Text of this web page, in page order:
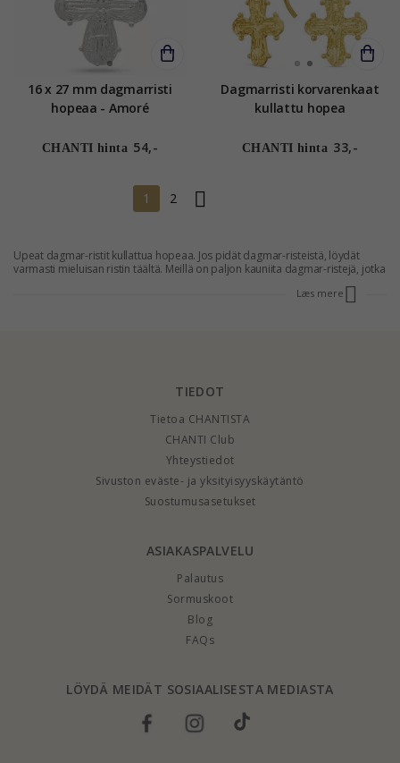
16 x 27 mm dagmarristi
hopeaa - Amoré
CHANTI hinta 54,-
Dagmarristi korvarenkaat
kullattu hopea
CHANTI hinta 33,-
1 2
Upeat dagmar-ristit kullattua hopeaa. Jos pidät dagmar-risteistä, löydät
varmasti mieluisan ristin täältä. Meillä on paljon kauniita dagmar-ristejä, jotka
kullattua hopeaa tai muuta materiaalia. Osta dagmar-risti täältä ja säästä
Læs mere
TIEDOT
Tietoa CHANTISTA
CHANTI Club
Yhteystiedot
Sivuston eväste- ja yksityisyyskäytäntö
Suostumusasetukset
ASIAKASPALVELU
Palautus
Sormuskoot
Blog
FAQs
LÖYDÄ MEIDÄT SOSIAALISESTA MEDIASTA